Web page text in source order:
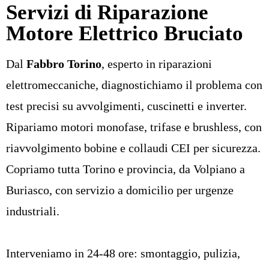
Servizi di Riparazione
Motore Elettrico Bruciato
Dal Fabbro Torino, esperto in riparazioni
elettromeccaniche, diagnostichiamo il problema con
test precisi su avvolgimenti, cuscinetti e inverter.
Ripariamo motori monofase, trifase e brushless, con
riavvolgimento bobine e collaudi CEI per sicurezza.
Copriamo tutta Torino e provincia, da Volpiano a
Buriasco, con servizio a domicilio per urgenze
industriali.
Interveniamo in 24-48 ore: smontaggio, pulizia,